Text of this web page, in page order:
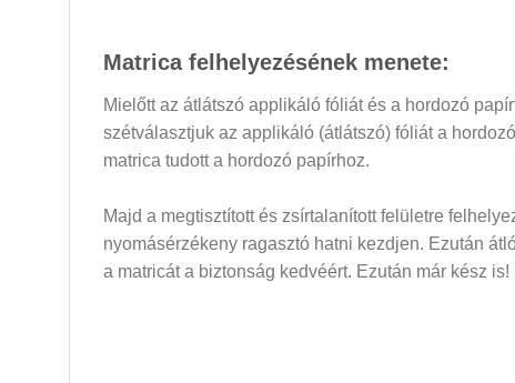
Matrica felhelyezésének menete:
Mielőtt az átlátszó applikáló fóliát és a hordozó
szétválasztjuk az applikáló (átlátszó) fóliát a
matrica tudott a hordozó papírhoz.
Majd a megtisztított és zsírtalanított felületre
nyomásérzékeny ragasztó hatni kezdjen. Ezután
a matricát a biztonság kedvéért. Ezután már kész is!